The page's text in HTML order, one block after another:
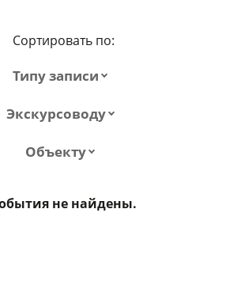
Сортировать по:
Типу записи
Экскурсоводу
Объекту
не найдены.